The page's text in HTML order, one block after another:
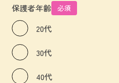
保護者年齢 必須
20代
30代
40代